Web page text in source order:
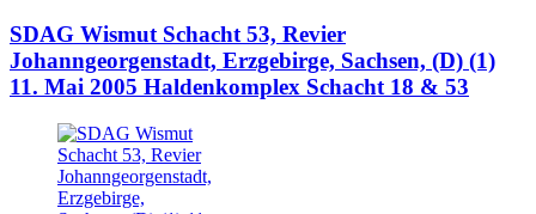
SDAG Wismut Schacht 53, Revier
Johanngeorgenstadt, Erzgebirge, Sachsen, (D) (1)
11. Mai 2005 Haldenkomplex Schacht 18 & 53